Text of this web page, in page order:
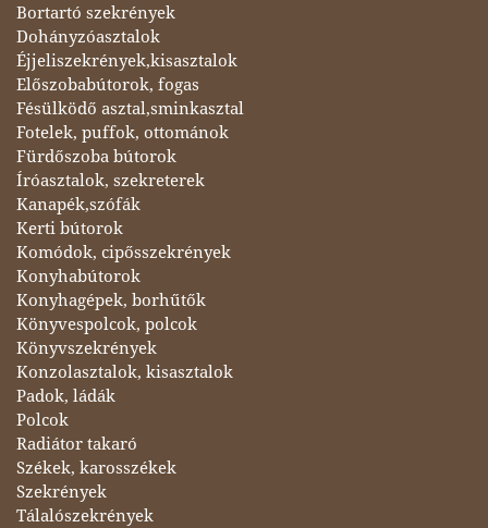
Bortartó szekrények
Dohányzóasztalok
Éjjeliszekrények,kisasztalok
Előszobabútorok, fogas
Fésülködő asztal,sminkasztal
Fotelek, puffok, ottománok
Fürdőszoba bútorok
Íróasztalok, szekreterek
Kanapék,szófák
Kerti bútorok
Komódok, cipősszekrények
Konyhabútorok
Konyhagépek, borhűtők
Könyvespolcok, polcok
Könyvszekrények
Konzolasztalok, kisasztalok
Padok, ládák
Polcok
Radiátor takaró
Székek, karosszékek
Szekrények
Tálalószekrények